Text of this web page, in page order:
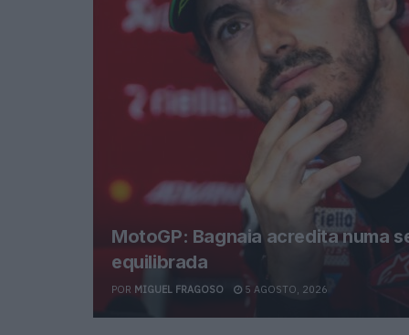
MotoGP: Bagnaia acredita numa
equilibrada
POR MIGUEL FRAGOSO 5 AGOSTO, 2026